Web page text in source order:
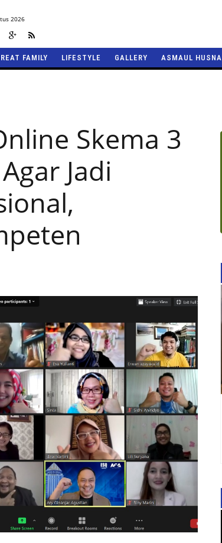
2026
FAMILY LIFESTYLE GALLERY ASMAUL HUSNA
Skema 3
Jadi